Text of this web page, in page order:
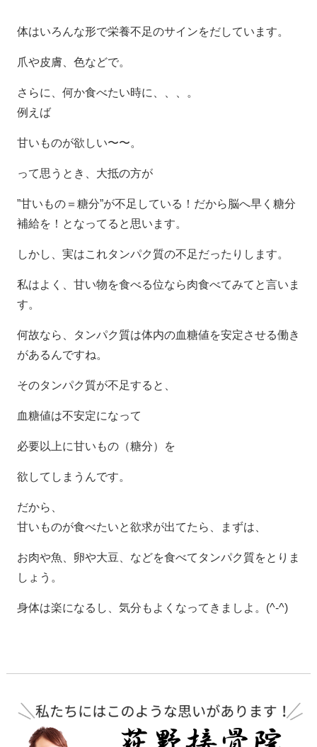
体はいろんな形で栄養不足のサインをだしています。
爪や皮膚、色などで。
さらに、何か食べたい時に、、、。
例えば
甘いものが欲しい〜〜。
って思うとき、大抵の方が
”甘いもの＝糖分”が不足している！だから脳へ早く糖分
補給を！となってると思います。
しかし、実はこれタンパク質の不足だったりします。
私はよく、甘い物を食べる位なら肉食べてみてと言いま
す。
何故なら、タンパク質は体内の血糖値を安定させる働き
があるんですね。
そのタンパク質が不足すると、
血糖値は不安定になって
必要以上に甘いもの（糖分）を
欲してしまうんです。
だから、
甘いものが食べたいと欲求が出てたら、まずは、
お肉や魚、卵や大豆、などを食べてタンパク質をとりま
しょう。
身体は楽になるし、気分もよくなってきましよ。(^-^)